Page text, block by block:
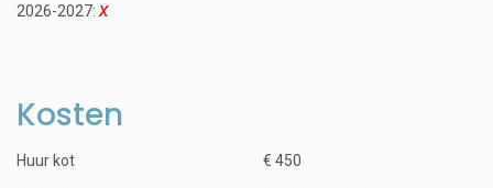
2026-2027:
Kosten
Huur kot € 450